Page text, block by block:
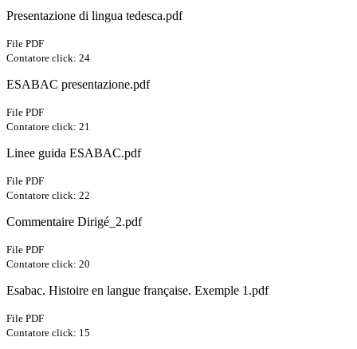
Presentazione di lingua tedesca.pdf
File PDF
Contatore click: 24
ESABAC presentazione.pdf
File PDF
Contatore click: 21
Linee guida ESABAC.pdf
File PDF
Contatore click: 22
Commentaire Dirigé_2.pdf
File PDF
Contatore click: 20
Esabac. Histoire en langue française. Exemple 1.pdf
File PDF
Contatore click: 15